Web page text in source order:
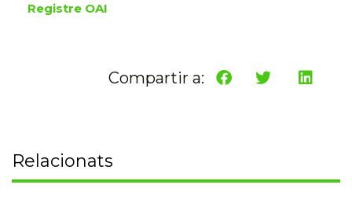
Registre OAI
Compartir a:
Relacionats